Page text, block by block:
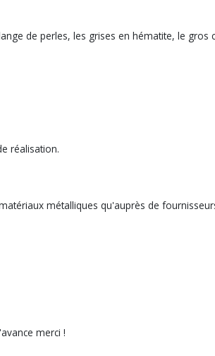
de perles, les grises en hématite, le gros
réalisation.
métalliques qu'auprès de
merci !